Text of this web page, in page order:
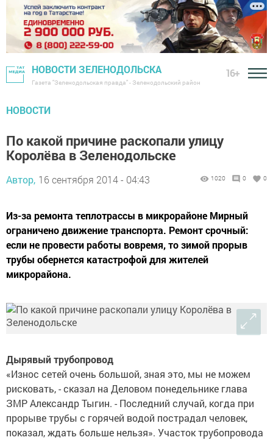
НОВОСТИ ЗЕЛЕНОДОЛЬСКА
Газета "Зеленодольская правда" - Зеленодольский район
16+
НОВОСТИ
По какой причине раскопали улицу
Королёва в Зеленодольске
Автор, 16 сентября 2014 - 04:43 1020 0 0
Из-за ремонта теплотрассы в микрорайоне Мирный
ограничено движение транспорта. Ремонт срочный:
если не провести работы вовремя, то зимой прорыв
трубы обернется катастрофой для жителей
микрорайона.
Дырявый трубопровод
«Износ сетей очень большой, зная это, мы не можем
рисковать, - сказал на Деловом понедельнике глава
ЗМР Александр Тыгин. - Последний случай, когда при
прорыве трубы с горячей водой пострадал человек,
показал, ждать больше нельзя». Участок трубопровода